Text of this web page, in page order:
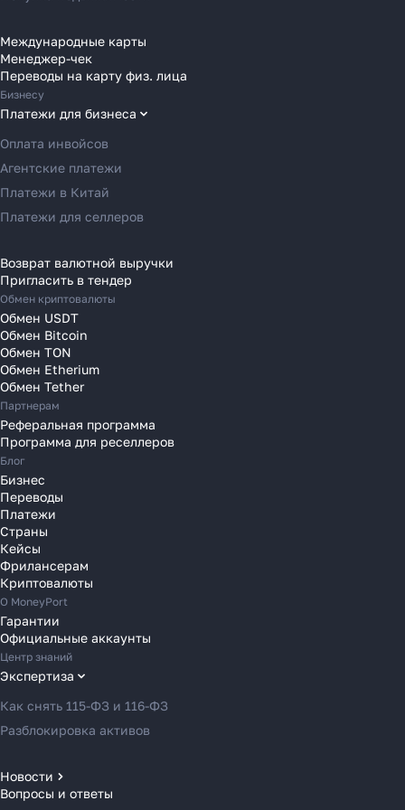
Переводы в Болгарию
Переводы в Венгрию
Переводы в Великобританию
Переводы в Грецию
Переводы в Германию
Переводы в Ирландию
Переводы в Испанию
Переводы в Италию
Переводы в Латвию
Переводы в Литву
Переводы в Молдавию
Переводы в Монако
Переводы в Нидерланды
Переводы в Польшу
Переводы в Португалию
Переводы в Румынию
Переводы в Сербию
Переводы в Словакию
Переводы в Словению
Переводы в Финляндию
Переводы в Францию
Переводы в Хорватию
Переводы в Черногорию
Переводы в Чехию
Переводы в Швейцарию
Переводы в Эстонию
Переводы в Азербайджан
Переводы в Армению
Переводы в Турцию
Переводы в Индию
Международные карты
Менеджер-чек
Переводы на карту физ. лица
Бизнесу
Платежи для бизнеса
Оплата инвойсов
Агентские платежи
Платежи в Китай
Платежи для селлеров
Возврат валютной выручки
Пригласить в тендер
Обмен криптовалюты
Обмен USDT
Обмен Bitcoin
Обмен TON
Обмен Etherium
Обмен Tether
Партнерам
Реферальная программа
Программа для реселлеров
Блог
Бизнес
Переводы
Платежи
Страны
Кейсы
Фрилансерам
Криптовалюты
О MoneyPort
Гарантии
Официальные аккаунты
Центр знаний
Экспертиза
Как снять 115-ФЗ и 116-ФЗ
Разблокировка активов
Новости
Новости MoneyPort
Вопросы и ответы
за 2 часа вместо 120